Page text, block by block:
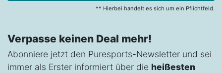
** Hierbei handelt es sich um ein Pflichtfeld.
Verpasse keinen Deal mehr!
Abonniere jetzt den Puresports-Newsletter und sei
immer als Erster informiert über die heißesten